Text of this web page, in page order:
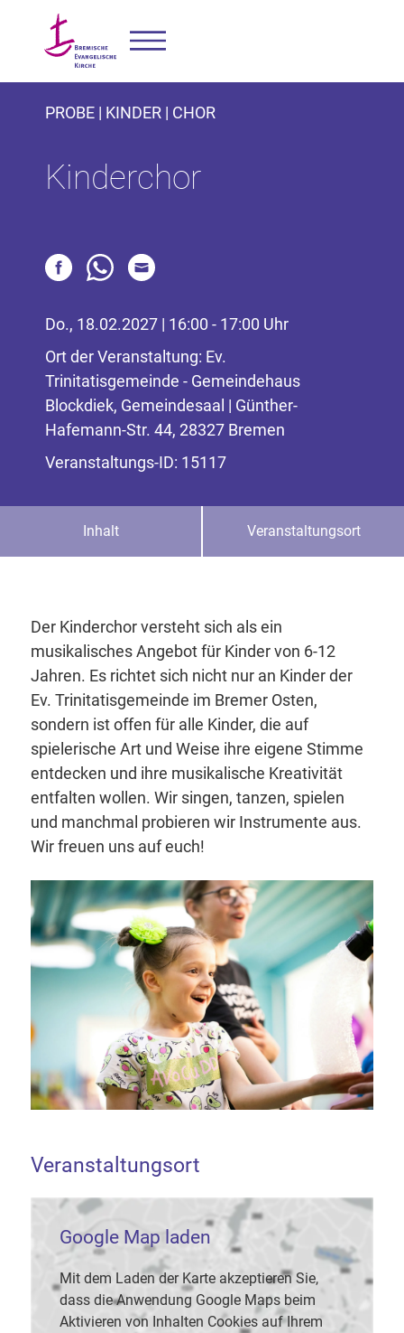
PROBE | KINDER | CHOR
Kinderchor
Do., 18.02.2027 | 16:00 - 17:00 Uhr
Ort der Veranstaltung: Ev.
Trinitatisgemeinde - Gemeindehaus
Blockdiek, Gemeindesaal | Günther-
Hafemann-Str. 44, 28327 Bremen
Veranstaltungs-ID: 15117
Inhalt Veranstaltungsort
Der Kinderchor versteht sich als ein
musikalisches Angebot für Kinder von 6-12
Jahren. Es richtet sich nicht nur an Kinder der
Ev. Trinitatisgemeinde im Bremer Osten,
sondern ist offen für alle Kinder, die auf
spielerische Art und Weise ihre eigene Stimme
entdecken und ihre musikalische Kreativität
entfalten wollen. Wir singen, tanzen, spielen
und manchmal probieren wir Instrumente aus.
Wir freuen uns auf euch!
Veranstaltungsort
Google Map laden
Mit dem Laden der Karte akzeptieren Sie,
dass die Anwendung Google Maps beim
Aktivieren von Inhalten Cookies auf Ihrem